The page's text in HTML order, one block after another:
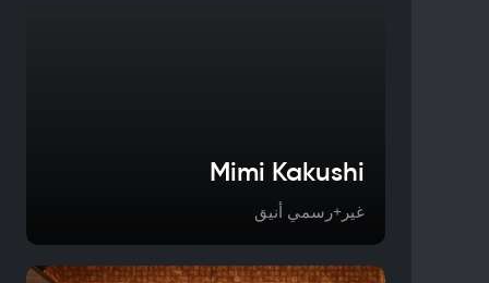
Mimi Kakushi
غير+رسمي أنيق